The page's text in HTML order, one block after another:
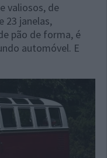
valiosos, de
23 janelas,
pão de forma, é
automóvel. E